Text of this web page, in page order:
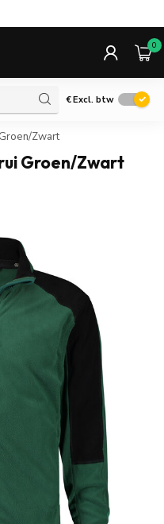
0
€Excl. btw
Zwart
Groen/Zwart